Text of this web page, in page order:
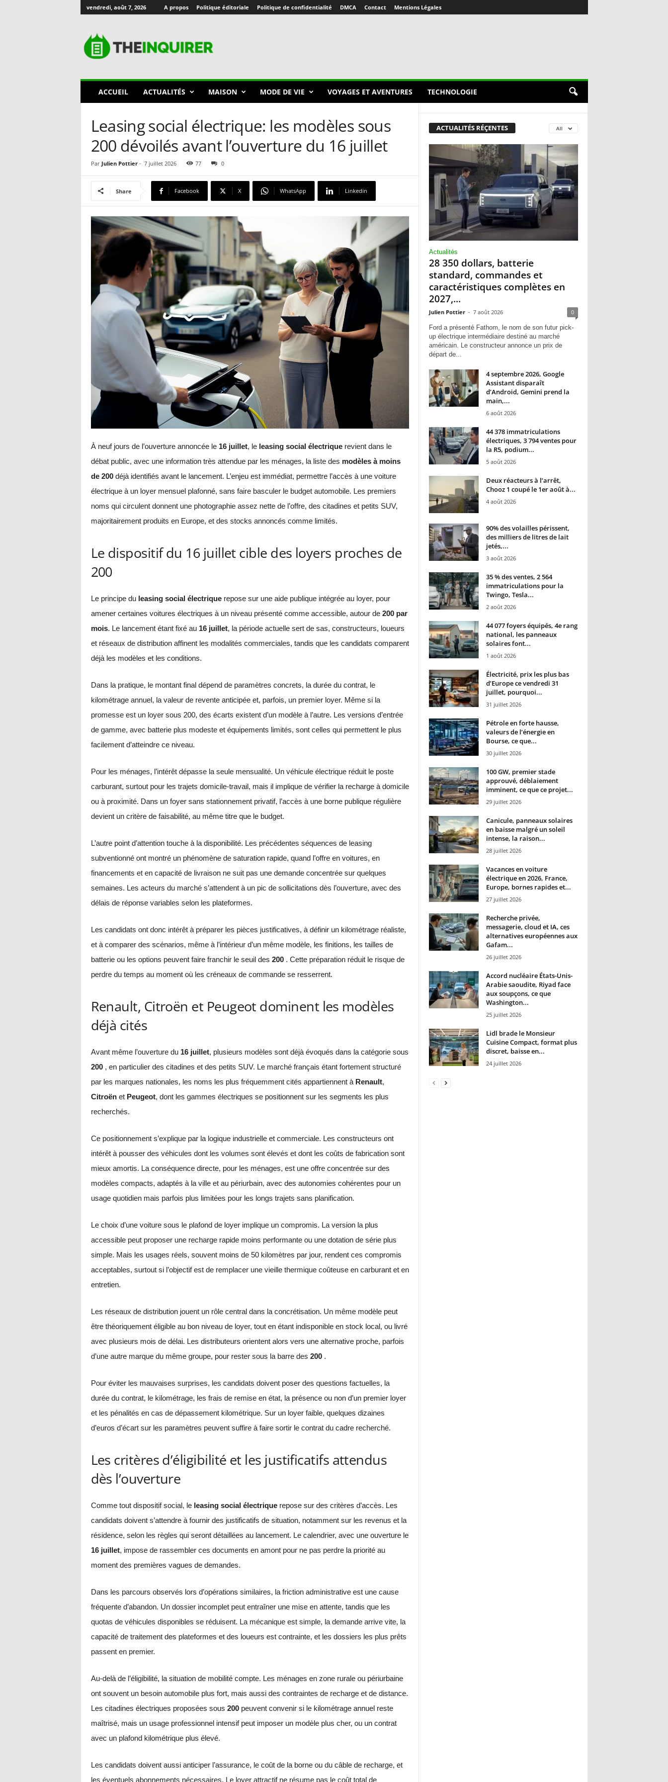
vendredi, août 7, 2026 A propos Politique éditoriale Politique de confidentialité DMCA Contact Mentions Légales
ACCUEIL ACTUALITÉS MAISON MODE DE VIE VOYAGES ET AVENTURES TECHNOLOGIE
Leasing social électrique: les modèles sous
200 dévoilés avant l’ouverture du 16 juillet
Par Julien Pottier- 7 juillet 2026 77 0
Share Facebook X WhatsApp Linkedin
À neuf jours de l’ouverture annoncée le 16 juillet, le leasing social électriquerevient dans le
débat public, avec une information très attendue par les ménages, la liste des modèles à moins
de 200 déjà identifiés avant le lancement. L’enjeu est immédiat, permettre l’accès à une voiture
électrique à un loyer mensuel plafonné, sans faire basculer le budget automobile. Les premiers
noms qui circulent donnent une photographie assez nette de l’offre, des citadines et petits SUV,
majoritairement produits en Europe, et des stocks annoncés comme limités.
Le dispositif du 16 juillet cible des loyers proches de
200
Le principe du leasing social électriquerepose sur une aide publique intégrée au loyer, pour
amener certaines voitures électriques à un niveau présenté comme accessible, autour de 200 par
mois. Le lancement étant fixé au 16 juillet, la période actuelle sert de sas, constructeurs, loueurs
et réseaux de distribution affinent les modalités commerciales, tandis que les candidats comparent
déjà les modèles et les conditions.
Dans la pratique, le montant final dépend de paramètres concrets, la durée du contrat, le
kilométrage annuel, la valeur de revente anticipée et, parfois, un premier loyer. Même si la
promesse est un loyer sous 200, des écarts existent d’un modèle à l’autre. Les versions d’entrée
de gamme, avec batterie plus modeste et équipements limités, sont celles qui permettent le plus
facilement d’atteindre ce niveau.
Pour les ménages, l’intérêt dépasse la seule mensualité. Un véhicule électrique réduit le poste
carburant, surtout pour les trajets domicile-travail, mais il implique de vérifier la recharge à domicile
ou à proximité. Dans un foyer sans stationnement privatif, l’accès à une borne publique régulière
devient un critère de faisabilité, au même titre que le budget.
L’autre point d’attention touche à la disponibilité. Les précédentes séquences de leasing
subventionné ont montré un phénomène de saturation rapide, quand l’offre en voitures, en
financements et en capacité de livraison ne suit pas une demande concentrée sur quelques
semaines. Les acteurs du marché s’attendent à un pic de sollicitations dès l’ouverture, avec des
délais de réponse variables selon les plateformes.
Les candidats ont donc intérêt à préparer les pièces justificatives, à définir un kilométrage réaliste,
et à comparer des scénarios, même à l’intérieur d’un même modèle, les finitions, les tailles de
batterie ou les options peuvent faire franchir le seuil des 200 . Cette préparation réduit le risque de
perdre du temps au moment où les créneaux de commande se resserrent.
Renault, Citroën et Peugeot dominent les modèles
déjà cités
Avant même l’ouverture du 16 juillet, plusieurs modèles sont déjà évoqués dans la catégorie sous
200 , en particulier des citadines et des petits SUV. Le marché français étant fortement structuré
par les marques nationales, les noms les plus fréquemment cités appartiennent à Renault,
Citroënet Peugeot, dont les gammes électriques se positionnent sur les segments les plus
recherchés.
Ce positionnement s’explique par la logique industrielle et commerciale. Les constructeurs ont
intérêt à pousser des véhicules dont les volumes sont élevés et dont les coûts de fabrication sont
mieux amortis. La conséquence directe, pour les ménages, est une offre concentrée sur des
modèles compacts, adaptés à la ville et au périurbain, avec des autonomies cohérentes pour un
usage quotidien mais parfois plus limitées pour les longs trajets sans planification.
Le choix d’une voiture sous le plafond de loyer implique un compromis. La version la plus
accessible peut proposer une recharge rapide moins performante ou une dotation de série plus
simple. Mais les usages réels, souvent moins de 50 kilomètres par jour, rendent ces compromis
acceptables, surtout si l’objectif est de remplacer une vieille thermique coûteuse en carburant et en
entretien.
Les réseaux de distribution jouent un rôle central dans la concrétisation. Un même modèle peut
être théoriquement éligible au bon niveau de loyer, tout en étant indisponible en stock local, ou livré
avec plusieurs mois de délai. Les distributeurs orientent alors vers une alternative proche, parfois
d’une autre marque du même groupe, pour rester sous la barre des 200 .
Pour éviter les mauvaises surprises, les candidats doivent poser des questions factuelles, la
durée du contrat, le kilométrage, les frais de remise en état, la présence ou non d’un premier loyer
et les pénalités en cas de dépassement kilométrique. Sur un loyer faible, quelques dizaines
d’euros d’écart sur les paramètres peuvent suffire à faire sortir le contrat du cadre recherché.
Les critères d’éligibilité et les justificatifs attendus
dès l’ouverture
Comme tout dispositif social, le leasing social électriquerepose sur des critères d’accès. Les
candidats doivent s’attendre à fournir des justificatifs de situation, notamment sur les revenus et la
résidence, selon les règles qui seront détaillées au lancement. Le calendrier, avec une ouverture le
16 juillet, impose de rassembler ces documents en amont pour ne pas perdre la priorité au
moment des premières vagues de demandes.
Dans les parcours observés lors d’opérations similaires, la friction administrative est une cause
fréquente d’abandon. Un dossier incomplet peut entraîner une mise en attente, tandis que les
quotas de véhicules disponibles se réduisent. La mécanique est simple, la demande arrive vite, la
capacité de traitement des plateformes et des loueurs est contrainte, et les dossiers les plus prêts
passent en premier.
Au-delà de l’éligibilité, la situation de mobilité compte. Les ménages en zone rurale ou périurbaine
ont souvent un besoin automobile plus fort, mais aussi des contraintes de recharge et de distance.
Les citadines électriques proposées sous 200 peuvent convenir si le kilométrage annuel reste
maîtrisé, mais un usage professionnel intensif peut imposer un modèle plus cher, ou un contrat
avec un plafond kilométrique plus élevé.
Les candidats doivent aussi anticiper l’assurance, le coût de la borne ou du câble de recharge, et
les éventuels abonnements nécessaires. Le loyer attractif ne résume pas le coût total de
ACTUALITÉS RÉÇENTES All
Actualités
28 350 dollars, batterie
standard, commandes et
caractéristiques complètes en
2027,...
Julien Pottier - 7 août 2026 0
Ford a présenté Fathom, le nom de son futur pick-
up électrique intermédiaire destiné au marché
américain. Le constructeur annonce un prix de
départ de...
4 septembre 2026, Google
Assistant disparaît
d’Android, Gemini prend la
main,...
6 août 2026
44 378 immatriculations
électriques, 3 794 ventes pour
la R5, podium...
5 août 2026
Deux réacteurs à l’arrêt,
Chooz 1 coupé le 1er août à...
4 août 2026
90% des volailles périssent,
des milliers de litres de lait
jetés,...
3 août 2026
35 % des ventes, 2 564
immatriculations pour la
Twingo, Tesla...
2 août 2026
44 077 foyers équipés, 4e rang
national, les panneaux
solaires font...
1 août 2026
Électricité, prix les plus bas
d’Europe ce vendredi 31
juillet, pourquoi...
31 juillet 2026
Pétrole en forte hausse,
valeurs de l’énergie en
Bourse, ce que...
30 juillet 2026
100 GW, premier stade
approuvé, déblaiement
imminent, ce que ce projet...
29 juillet 2026
Canicule, panneaux solaires
en baisse malgré un soleil
intense, la raison...
28 juillet 2026
Vacances en voiture
électrique en 2026, France,
Europe, bornes rapides et...
27 juillet 2026
Recherche privée,
messagerie, cloud et IA, ces
alternatives européennes aux
Gafam...
26 juillet 2026
Accord nucléaire États-Unis-
Arabie saoudite, Riyad face
aux soupçons, ce que
Washington...
25 juillet 2026
Lidl brade le Monsieur
Cuisine Compact, format plus
discret, baisse en...
24 juillet 2026